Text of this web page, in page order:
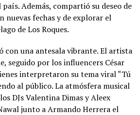
Además, compartió su deseo de
nuevas fechas y de explorar el
de Los Roques.
con una antesala vibrante. El artista
seguido por los influencers César
interpretaron su tema viral “Tú
al público. La atmósfera musical
DJs Valentina Dimas y Aleex
junto a Armando Herrera el